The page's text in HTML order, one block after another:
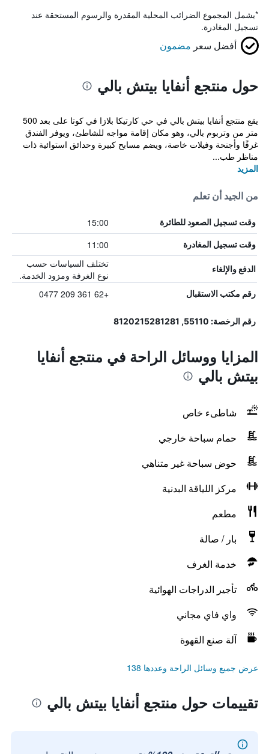
*يشمل المجموع الضرائب المحلية المقدرة والرسوم المستحقة عند
تسجيل المغادرة.
أفضل سعر مضمون
حول منتجع أنفايا بيتش بالي
يقع منتجع أنفايا بيتش بالي في حي كارتيكا بلازا في كوتا على بعد 500
متر من وتربوم بالي، وهو مكان إقامة مواجه للشاطئ، ويوفر الفندق
غرفًا وأجنحة وفيلات خاصة، ويضم مسابح كبيرة وحدائق استوائية ذات
مناظر طب...
المزيد
من الجيد أن تعلم
وقت تسجيل الصعود للطائرة 15:00
وقت تسجيل المغادرة 11:00
الدفع والإلغاء
تختلف السياسات حسب
نوع الغرفة ومزود الخدمة.
رقم مكتب الاستقبال +62 361 209 0477
رقم الرخصة: 55110, 8120215281281
المزايا ووسائل الراحة في منتجع أنفايا
بيتش بالي
شاطىء خاص
حمام سباحة خارجي
حوض سباحة غير متناهي
مركز اللياقة البدنية
مطعم
بار / صالة
خدمة الغرف
تأجير الدراجات الهوائية
واي فاي مجاني
آلة صنع القهوة
عرض جميع وسائل الراحة وعددها 138
تقييمات حول منتجع أنفايا بيتش بالي